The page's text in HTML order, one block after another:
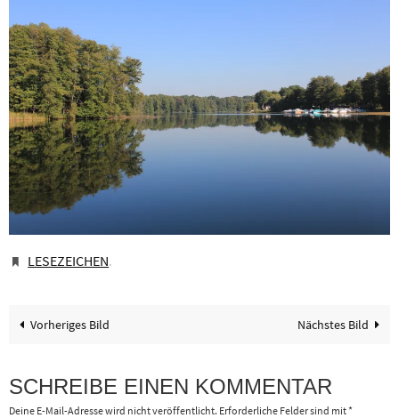
LESEZEICHEN.
Vorheriges Bild Nächstes Bild
SCHREIBE EINEN KOMMENTAR
Deine E-Mail-Adresse wird nicht veröffentlicht. Erforderliche Felder sind mit*